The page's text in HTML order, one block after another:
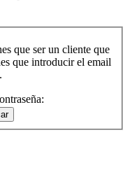
que ser un cliente que
que introducir el email